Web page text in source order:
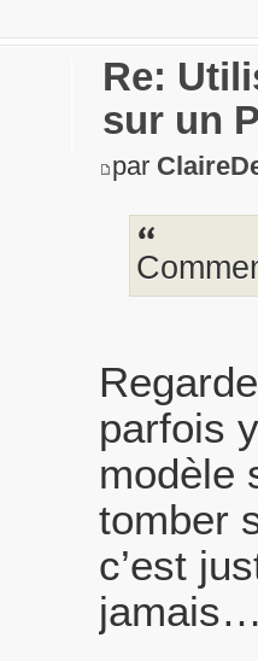
Re:
sur un
par
parfois
modèle
tomber
c’est